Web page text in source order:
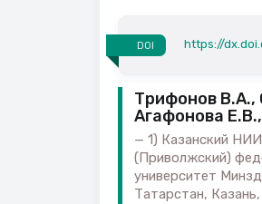
DOI https://
Трифонов
Агафонова
1) Казанский
(Приволжский)
университет
Татарстан,